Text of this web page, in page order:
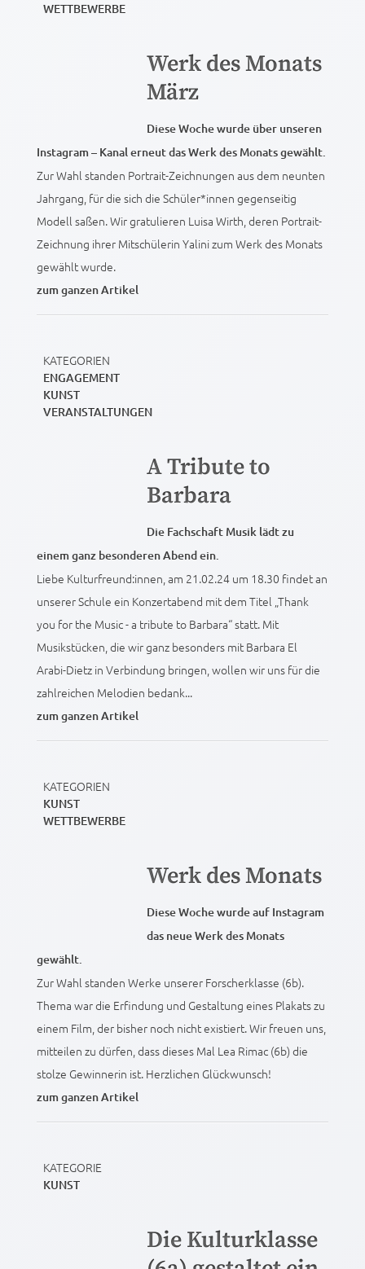
WETTBEWERBE
Werk des Monats
März
Diese Woche wurde über unseren
Instagram – Kanal erneut das Werk des Monats gewählt.
Zur Wahl standen Portrait-Zeichnungen aus dem neunten
Jahrgang, für die sich die Schüler*innen gegenseitig
Modell saßen. Wir gratulieren Luisa Wirth, deren Portrait-
Zeichnung ihrer Mitschülerin Yalini zum Werk des Monats
gewählt wurde.
zum ganzen Artikel
KATEGORIEN
ENGAGEMENT
KUNST
VERANSTALTUNGEN
A Tribute to
Barbara
Die Fachschaft Musik lädt zu
einem ganz besonderen Abend ein.
Liebe Kulturfreund:innen, am 21.02.24 um 18.30 findet an
unserer Schule ein Konzertabend mit dem Titel „Thank
you for the Music - a tribute to Barbara“ statt. Mit
Musikstücken, die wir ganz besonders mit Barbara El
Arabi-Dietz in Verbindung bringen, wollen wir uns für die
zahlreichen Melodien bedank...
zum ganzen Artikel
KATEGORIEN
KUNST
WETTBEWERBE
Werk des Monats
Diese Woche wurde auf Instagram
das neue Werk des Monats
gewählt.
Zur Wahl standen Werke unserer Forscherklasse (6b).
Thema war die Erfindung und Gestaltung eines Plakats zu
einem Film, der bisher noch nicht existiert. Wir freuen uns,
mitteilen zu dürfen, dass dieses Mal Lea Rimac (6b) die
stolze Gewinnerin ist. Herzlichen Glückwunsch!
zum ganzen Artikel
KATEGORIE
KUNST
Die Kulturklasse